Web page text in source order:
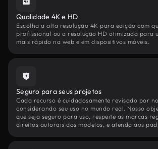
Qualidade 4K e HD
Escolha a alta resolução 4K para edição com
profissional ou a resolução HD otimizada para
mais rápido na web e em dispositivos móveis.
Seguro para seus projetos
Cada recurso é cuidadosamente revisado por
considerando seu uso no mundo real. Nosso
que seja seguro para uso, respeite as marcas
direitos autorais dos modelos, e atenda aos